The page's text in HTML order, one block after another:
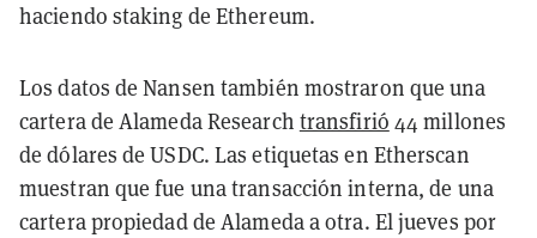
haciendo staking de Ethereum.
Los datos de Nansen también mostraron que una
cartera de Alameda Research transfirió 44 millones
de dólares de USDC. Las etiquetas en Etherscan
muestran que fue una transacción interna, de una
cartera propiedad de Alameda a otra. El jueves por